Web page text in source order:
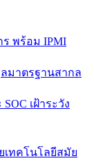
ร พร้อม IPMI
มาตรฐานสากล
เฝ้าระวัง
ทคโนโลยีสมัย